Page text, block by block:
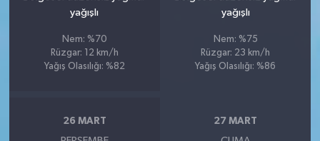
yağışlı
Nem: %70
Rüzgar: 12 km/h
Yağış Olasılığı: %82
yağışlı
Nem: %75
Rüzgar: 23 km/h
Yağış Olasılığı: %86
26 MART 27 MART
VİZYONDAKİLER
YAŞAM